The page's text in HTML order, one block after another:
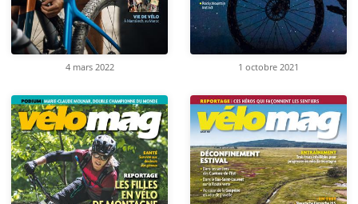
4 mars 2022 1 octobre 2021